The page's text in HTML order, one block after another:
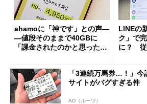
ahamoに「神です」との声―
―値段そのままで40GBに
「課金されたのかと思った」
LINEの
ク」で
に？ 従
「3連続万馬券…！」
サイトがバグすぎる件
AD（ルーツ）